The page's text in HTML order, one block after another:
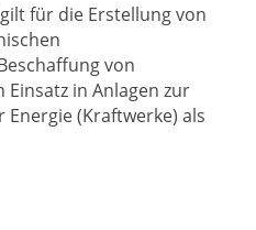
für die Erstellung von
von
in Anlagen zur
(Kraftwerke) als